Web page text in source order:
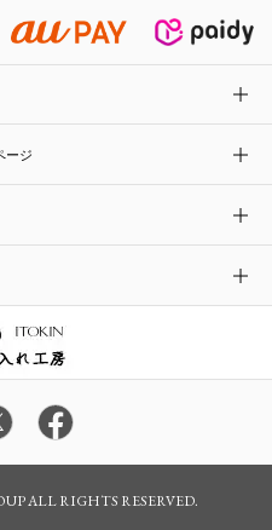
ャーバッグ
ス
ージ
ALL RIGHTS RESERVED.